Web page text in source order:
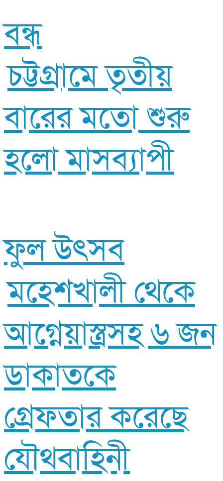
বন্ধ
চট্টগ্রামে তৃতীয়
বারের মতো শুরু
হলো মাসব্যাপী
ফুল উৎসব
মহেশখালী থেকে
আগ্নেয়াস্ত্রসহ ৬ জন
ডাকাতকে
গ্রেফতার করেছে
যৌথবাহিনী